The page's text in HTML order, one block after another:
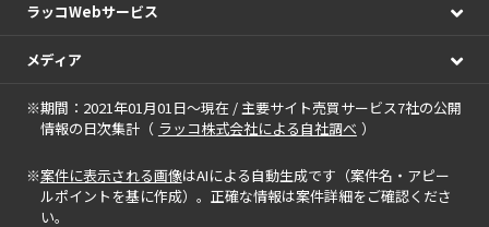
ラッコWebサービス
メディア
※期間：2021年01月01日～現在 / 主要サイト売買サービス7社の公開
情報の日次集計（ ラッコ株式会社による自社調べ ）
※案件に表示される画像はAIによる自動生成です（案件名・アピー
ルポイントを基に作成）。正確な情報は案件詳細をご確認くださ
い。